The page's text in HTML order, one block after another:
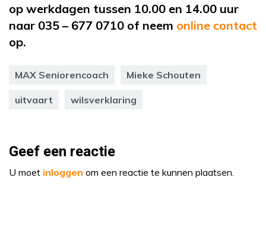
op werkdagen tussen 10.00 en 14.00 uur
naar 035 – 677 0710 of neem online contact
op.
MAX Seniorencoach Mieke Schouten
uitvaart wilsverklaring
Geef een reactie
U moet inloggen om een reactie te kunnen plaatsen.